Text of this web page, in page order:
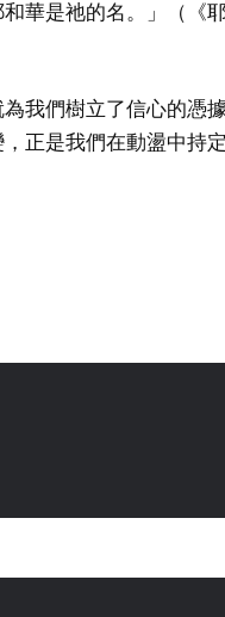
華是祂的名。」（《
我們樹立了信心的憑
正是我們在動盪中持